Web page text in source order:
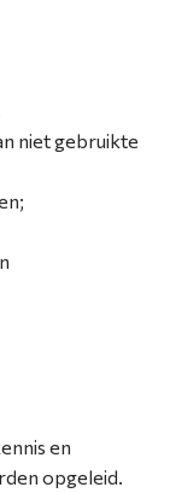
niet gebruikte
en
opgeleid.